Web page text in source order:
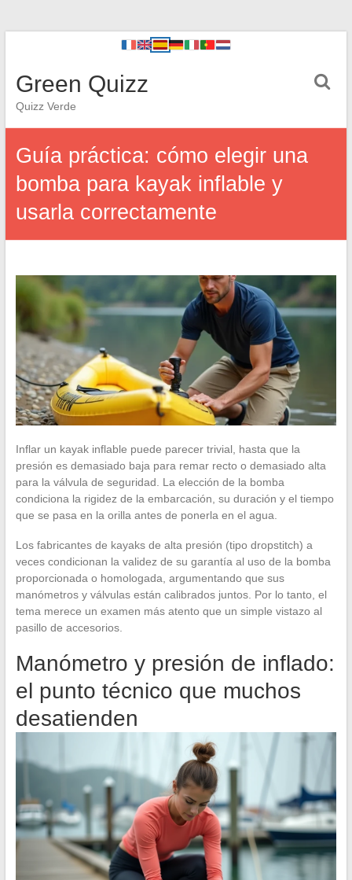
Green Quizz
Quizz Verde
Guía práctica: cómo elegir una
bomba para kayak inflable y
usarla correctamente
Inflar un kayak inflable puede parecer trivial, hasta que la
presión es demasiado baja para remar recto o demasiado alta
para la válvula de seguridad. La elección de la bomba
condiciona la rigidez de la embarcación, su duración y el tiempo
que se pasa en la orilla antes de ponerla en el agua.
Los fabricantes de kayaks de alta presión (tipo dropstitch) a
veces condicionan la validez de su garantía al uso de la bomba
proporcionada o homologada, argumentando que sus
manómetros y válvulas están calibrados juntos. Por lo tanto, el
tema merece un examen más atento que un simple vistazo al
pasillo de accesorios.
Manómetro y presión de inflado:
el punto técnico que muchos
desatienden